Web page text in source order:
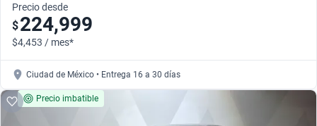
Precio desde
$224,999
$4,453 / mes*
Ciudad de México • Entrega 16 a 30 días
Precio imbatible